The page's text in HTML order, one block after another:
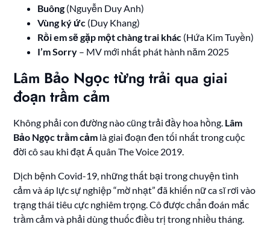
Buông (Nguyễn Duy Anh)
Vùng ký ức (Duy Khang)
Rồi em sẽ gặp một chàng trai khác (Hứa Kim Tuyền)
I’m Sorry – MV mới nhất phát hành năm 2025
Lâm Bảo Ngọc từng trải qua giai
đoạn trầm cảm
Không phải con đường nào cũng trải đầy hoa hồng. Lâm
Bảo Ngọc trầm cảm là giai đoạn đen tối nhất trong cuộc
đời cô sau khi đạt Á quân The Voice 2019.
Dịch bệnh Covid-19, những thất bại trong chuyện tình
cảm và áp lực sự nghiệp “mờ nhạt” đã khiến nữ ca sĩ rơi vào
trạng thái tiêu cực nghiêm trọng. Cô được chẩn đoán mắc
trầm cảm và phải dùng thuốc điều trị trong nhiều tháng.